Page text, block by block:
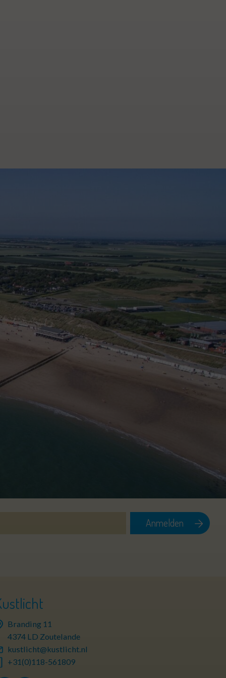
Branding 11
4374 LD Zoutelande
kustlicht@kustlicht.nl
+31(0)118-561809